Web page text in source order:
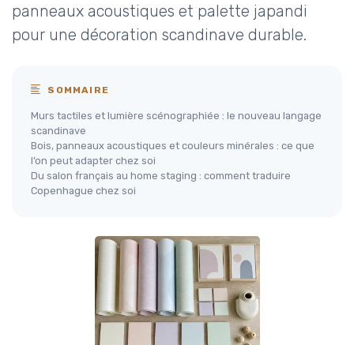
panneaux acoustiques et palette japandi
pour une décoration scandinave durable.
SOMMAIRE
Murs tactiles et lumière scénographiée : le nouveau langage
scandinave
Bois, panneaux acoustiques et couleurs minérales : ce que
l’on peut adapter chez soi
Du salon français au home staging : comment traduire
Copenhague chez soi